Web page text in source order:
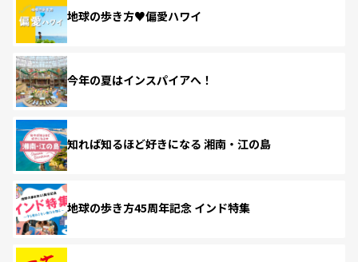
地球の歩き方♥偏愛ハワイ
今年の夏はインスパイアへ！
知れば知るほど好きになる 湘南・江の島
地球の歩き方45周年記念 インド特集